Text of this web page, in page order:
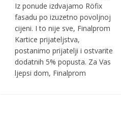
Iz ponude izdvajamo Röfix
fasadu po izuzetno povoljnoj
cijeni. I to nije sve, Finalprom
Kartice prijateljstva,
postanimo prijatelji i ostvarite
dodatnih 5% popusta. Za Vas
ljepsi dom, Finalprom